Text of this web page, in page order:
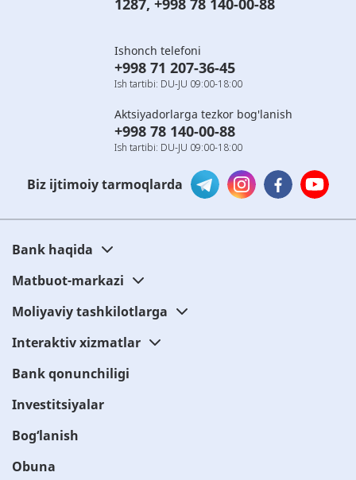
Ishonch telefoni
+998 71 207-36-45
Ish tartibi: DU-JU 09:00-18:00
Aktsiyadorlarga tezkor bog'lanish
+998 78 140-00-88
Ish tartibi: DU-JU 09:00-18:00
Biz ijtimoiy tarmoqlarda
Bank haqida
Matbuot-markazi
Moliyaviy tashkilotlarga
Interaktiv xizmatlar
Bank qonunchiligi
Investitsiyalar
Bog‘lanish
Obuna